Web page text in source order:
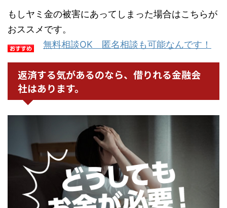
もしヤミ金の被害にあってしまった場合はこちらが
おススメです。
無料相談OK 匿名相談も可能なんです！
返済する気があるのなら、借りれる金融会
社はあります。